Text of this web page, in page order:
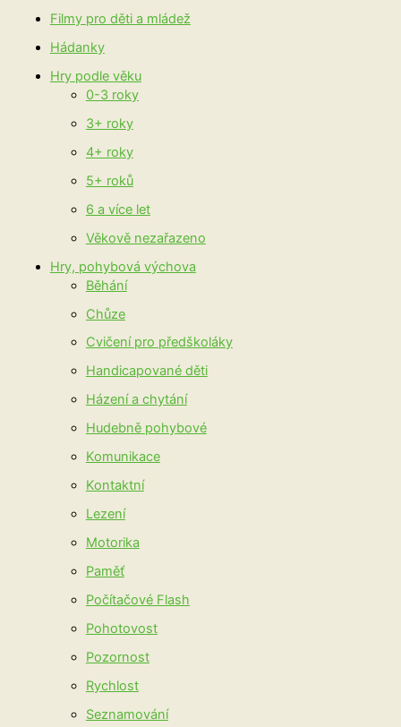
Filmy pro děti a mládež
Hádanky
Hry podle věku
0-3 roky
3+ roky
4+ roky
5+ roků
6 a více let
Věkově nezařazeno
Hry, pohybová výchova
Běhání
Chůze
Cvičení pro předškoláky
Handicapované děti
Házení a chytání
Hudebně pohybové
Komunikace
Kontaktní
Lezení
Motorika
Paměť
Počítačové Flash
Pohotovost
Pozornost
Rychlost
Seznamování